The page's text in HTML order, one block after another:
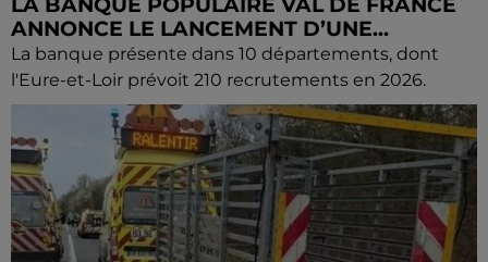
ANNONCE LE LANCEMENT D’UNE...
La banque présente dans 10 départements, dont
l'Eure-et-Loir prévoit 210 recrutements en 2026.